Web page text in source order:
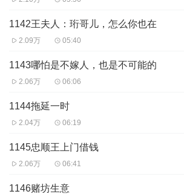
1142王夫人：珩哥儿，怎么你也在
2.09万 05:40
1143哪怕是不嫁人，也是不可能的
2.06万 06:06
1144拖延一时
2.04万 06:19
1145忠顺王上门借钱
2.06万 06:41
1146赌坊生意